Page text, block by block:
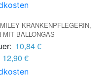
KRANKENPFLEGERIN,
MIT BALLONGAS
10,84 €
12,90 €